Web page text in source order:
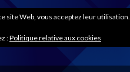
site Web, vous acceptez leur utilisation.
:Politique relative aux cookies